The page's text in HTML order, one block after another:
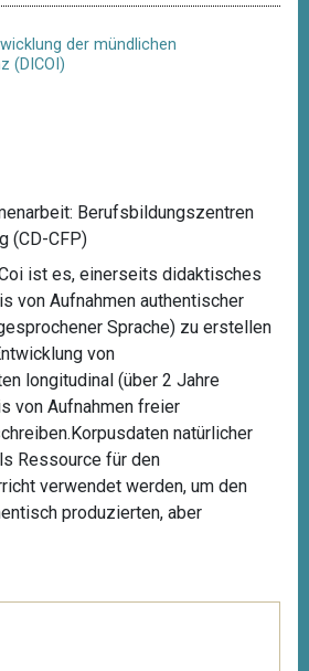
der mündlichen
(DICOI)
Berufsbildungszentren
(CD-CFP)
ist es, einerseits didaktisches
von Aufnahmen authentischer
Sprache) zu erstellen
von
longitudinal (über 2 Jahre
von Aufnahmen freier
natürlicher
Ressource für den
verwendet werden, um den
produzierten, aber